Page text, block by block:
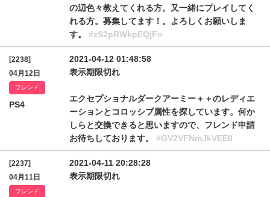
の辺色々教えてくれる方。又一緒にプレイしてく
れる方。募集してます！。よろしくお願いしま
す。 #zS2pRWkpEQjFn
[2238]
04月12日
フレンド
PS4
2021-04-12 01:48:58
表示期限切れ
エクセプショナルダークアーミー＋＋のレディエ
ーションとコロッシブ属性を探しています。何か
しらと交換できると思いますので、フレンド申請
お待ちしております。 #GV2VFNmJkVEE0
[2237]
04月11日
フレンド
2021-04-11 20:28:28
表示期限切れ